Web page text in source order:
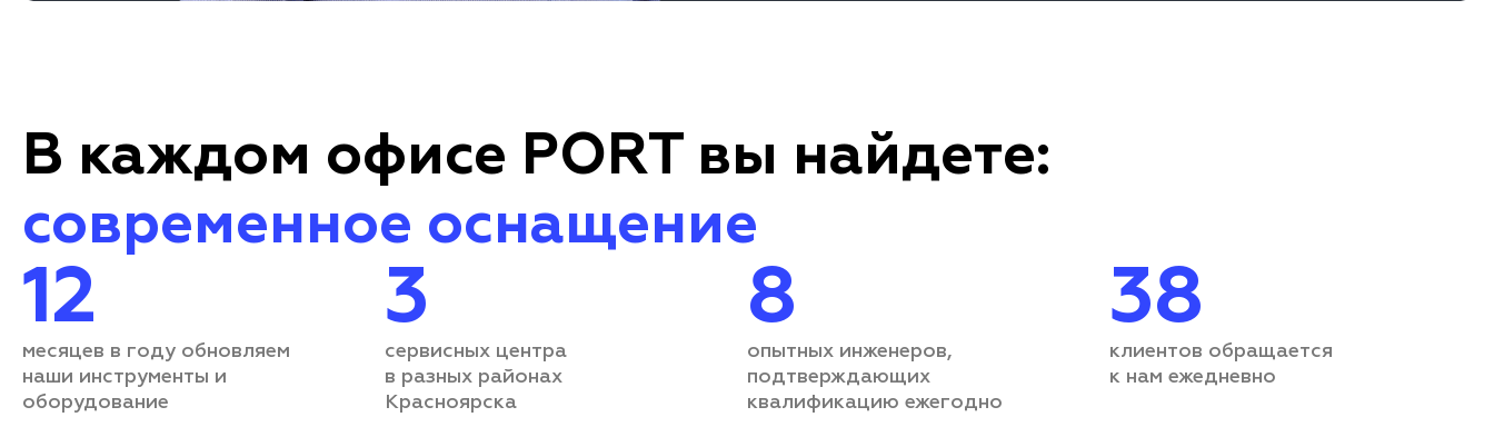
В каждом офисе PORT вы найдете:
современное оснащение
12
месяцев в году обновляем
наши инструменты и
оборудование
3
сервисных центра
в разных районах
Красноярска
8
опытных инженеров,
подтверждающих
квалификацию ежегодно
38
клиентов обращается
к нам ежедневно